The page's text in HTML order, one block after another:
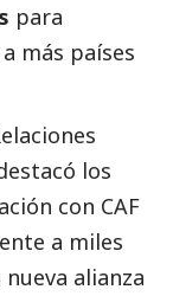
para
más países
los
con CAF
a miles
alianza